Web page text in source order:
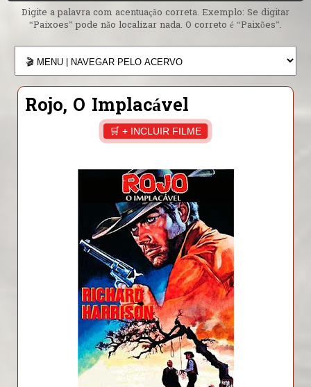
Digite a palavra com acentuação correta. Exemplo: Se digitar
“Paixoes” pode não localizar nada. O correto é “Paixões”.
Rojo, O Implacável
🛒 + INCLUIR FILME